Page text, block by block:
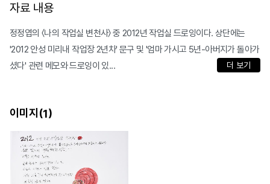
자료 내용
정정엽의 〈나의 작업실 변천사〉 중 2012년 작업실 드로잉이다. 상단에는
'2012 안성 미리내 작업장 2년차' 문구 및 '엄마 가시고 5년-아버지가 돌아가
셨다' 관련 메모와 드로잉이 있...
더 보기
이미지(1)